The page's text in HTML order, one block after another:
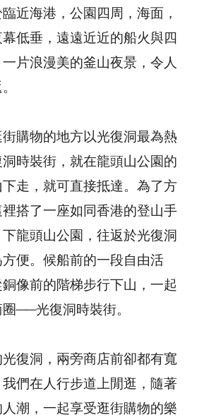
近海港，公園四周，海面，
低垂，遠遠近近的船火與四
片浪漫美的釜山夜景，令人
購物的地方以光復洞最為熱
時裝街，就在龍頭山公園的
下走，就可直接抵達。為了方
搭了一座如同香港的登山手
龍頭山公園，往返於光復洞
便。候船前的一段自由活
像前的階梯步行下山，一起
──光復洞時裝街。
復洞，兩旁商店前卻都有寬
們在人行步道上閒逛，隨著
潮，一起享受逛街購物的樂